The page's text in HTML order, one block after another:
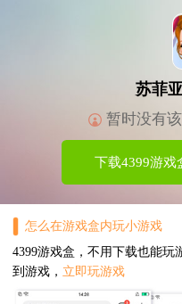
苏菲
暂时没有
下载4399游戏
怎么在游戏盒内玩小游戏
4399游戏盒，不用下载也能玩
到游戏， 立即玩游戏